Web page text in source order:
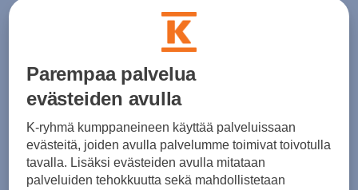
30pv alin hinta: 100,00 €
Lisätietoa
Väri Vaaleansininen
Parempaa palvelua
evästeiden avulla
K-ryhmä kumppaneineen käyttää palveluissaan
evästeitä, joiden avulla palvelumme toimivat toivotulla
tavalla. Lisäksi evästeiden avulla mitataan
palveluiden tehokkuutta sekä mahdollistetaan